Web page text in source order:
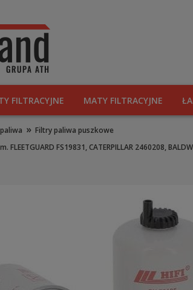
FILTRACYJNE MATY FILTRACYJNE
» Filtry paliwa puszkowe
FS19831, CATERPILLAR 2460208,